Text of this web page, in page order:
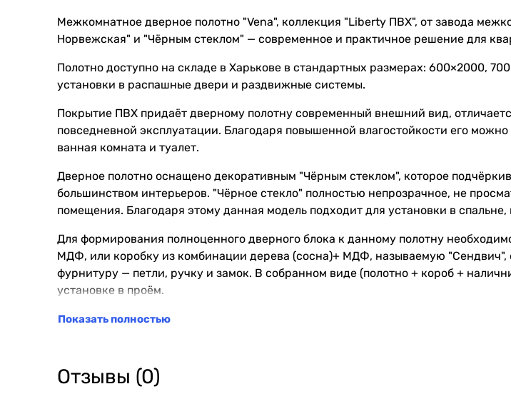
Межкомнатное дверное полотно "Vena", коллекция "Liberty ПВХ", от завода
Норвежская" и "Чёрным стеклом" — современное и практичное решение для
Полотно доступно на складе в Харькове в стандартных размерах: 600×2000,
установки в распашные двери и раздвижные системы.
Покрытие ПВХ придаёт дверному полотну современный внешний вид,
повседневной эксплуатации. Благодаря повышенной влагостойкости его
ванная комната и туалет.
Дверное полотно оснащено декоративным "Чёрным стеклом", которое
большинством интерьеров. "Чёрное стекло" полностью непрозрачное, не
помещения. Благодаря этому данная модель подходит для установки в
Для формирования полноценного дверного блока к данному полотну
МДФ, или коробку из комбинации дерева (сосна)+ МДФ, называемую
фурнитуру — петли, ручку и замок. В собранном виде (полотно + короб +
установке в проём.
Выполняем замер, доставку, установку и все необходимые монтажные работы.
монтажных работ.
Показать полностью
Отзывы (0)